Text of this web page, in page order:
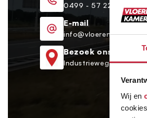
Wij en
0499 - 57 22 24
E-mail
info@vloerenkamer.nl
Bezoek ons
Industrieweg 9a